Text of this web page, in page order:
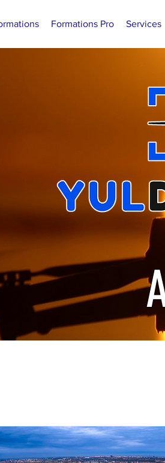
Formations Pro Services